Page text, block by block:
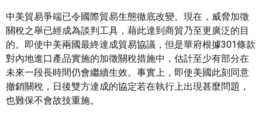
中美貿易爭端已令國際貿易生態徹底改變。現在，威脅加徵
關稅之舉已經成為談判工具，藉此達到商貿乃至更廣泛的目
的。即使中美兩國最終達成貿易協議，但是華府根據301條款
對內地進口產品實施的加徵關稅措施中，估計至少有部分在
未來一段長時間仍會繼續生效。事實上，即使美國此刻同意
撤銷關稅，日後雙方達成的協定若在執行上出現甚麼問題，
也難保不會故技重施。